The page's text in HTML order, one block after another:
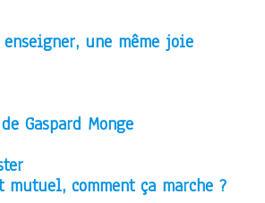
une même joie
Gaspard Monge
mutuel, comment ça marche ?